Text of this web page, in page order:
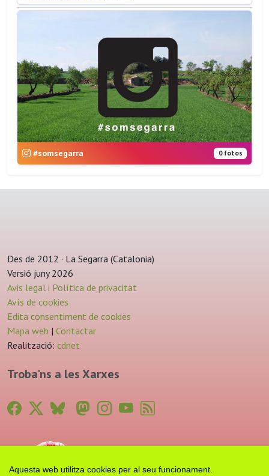
Aquesta web utilitza cookies per al seu funcionament.
#somsegarra 0 fotos
Des de 2012 · La Segarra (Catalonia)
Versió juny 2026
Avis legal i Política de privacitat
Avís de cookies
Edita consentiment de cookies
Mapa web | Contactar
Realització: cdnet
Troba'ns a les Xarxes